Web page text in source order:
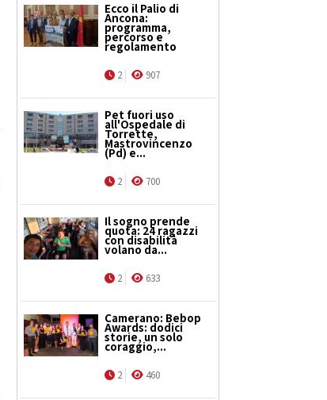
Ecco il Palio di
Ancona:
programma,
percorso e
regolamento
2 907
Pet fuori uso
all'Ospedale di
Torrette,
Mastrovincenzo
(Pd) e...
2 700
Il sogno prende
quota: 24 ragazzi
con disabilità
volano da...
2 633
Camerano: Bebop
Awards: dodici
storie, un solo
coraggio,...
2 460